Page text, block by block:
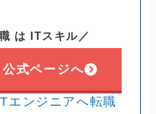
は ITスキル／
公式ページへ
ンジニアへ転職